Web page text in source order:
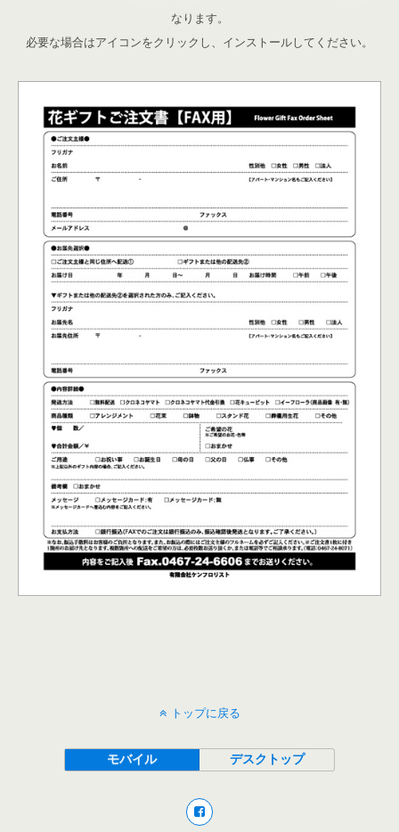
なります。
必要な場合はアイコンをクリックし、インストールしてください。
トップに戻る
モバイル デスクトップ